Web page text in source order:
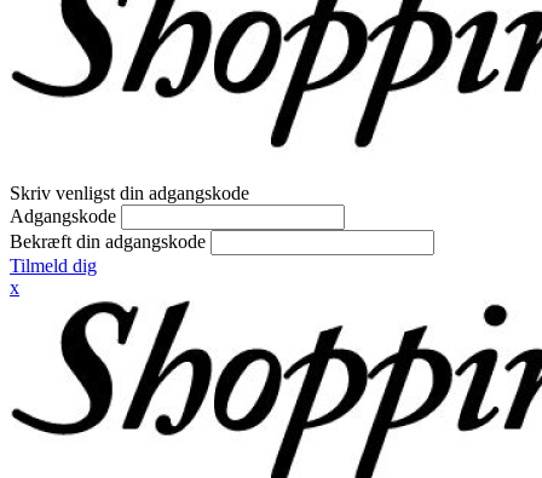
Skriv venligst din adgangskode
Adgangskode
Bekræft din adgangskode
Tilmeld dig
x